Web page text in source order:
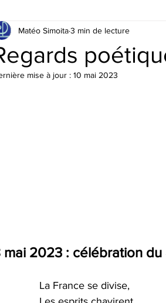
livres, revues, etc. La vie en loge
Matéo Simoita3 min de lecture
mise à jour : 10 mai 2023
mai 2023 : célébration
La France se divise,